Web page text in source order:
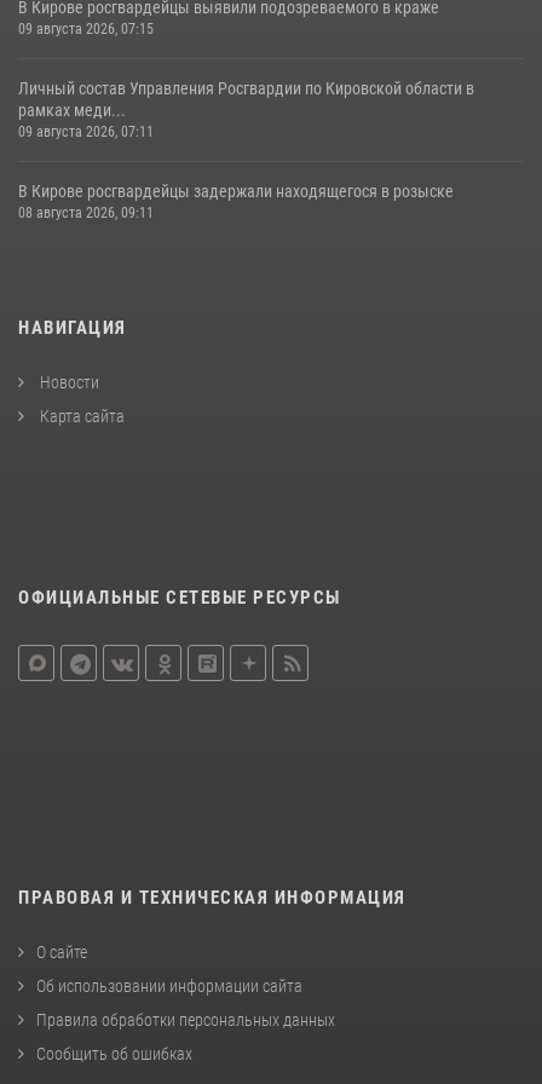
В Кирове росгвардейцы выявили подозреваемого в краже
09 августа 2026, 07:15
Личный состав Управления Росгвардии по Кировской области в
рамках меди...
09 августа 2026, 07:11
В Кирове росгвардейцы задержали находящегося в розыске
08 августа 2026, 09:11
НАВИГАЦИЯ
Новости
Карта сайта
ОФИЦИАЛЬНЫЕ СЕТЕВЫЕ РЕСУРСЫ
ПРАВОВАЯ И ТЕХНИЧЕСКАЯ ИНФОРМАЦИЯ
О сайте
Об использовании информации сайта
Правила обработки персональных данных
Сообщить об ошибках